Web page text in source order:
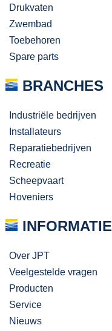
Drukvaten
Zwembad
Toebehoren
Spare parts
BRANCHES
Industriële bedrijven
Installateurs
Reparatiebedrijven
Recreatie
Scheepvaart
Hoveniers
INFORMATIE
Over JPT
Veelgestelde vragen
Producten
Service
Nieuws